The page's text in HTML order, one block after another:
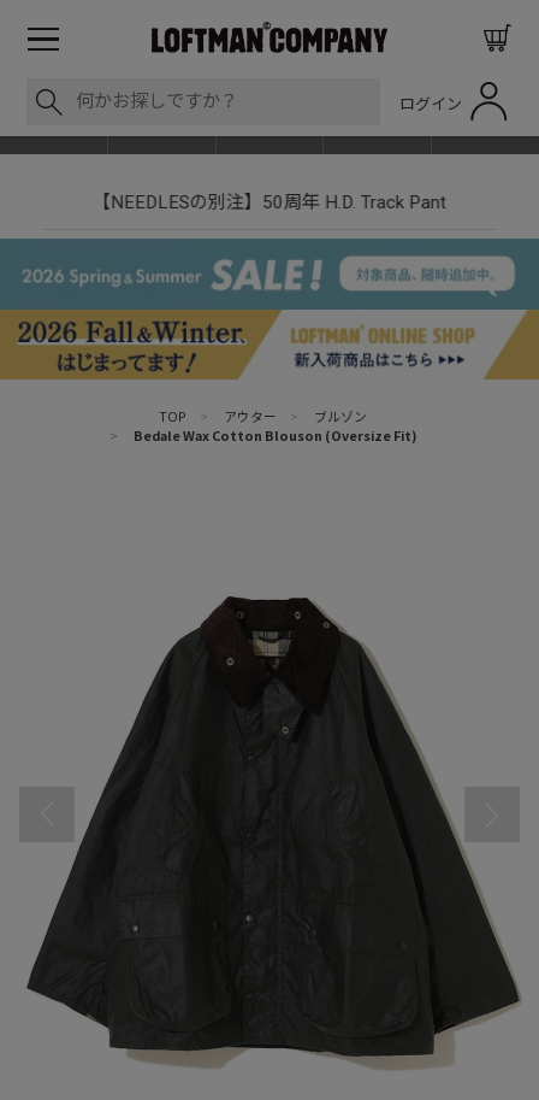
ログイン
【NEEDLESの別注】50周年 H.D. Track Pant
TOP > アウター >
ブルゾン
>
Bedale Wax Cotton Blouson (Oversize Fit)